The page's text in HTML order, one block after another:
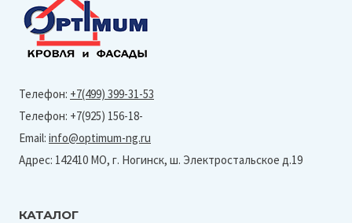
(Полиэстер-
RAL
8017)
Телефон: +7(499) 399-31-53
Телефон: +7(925) 156-18-
Email: info@optimum-ng.ru
Адрес: 142410 МО, г. Ногинск, ш. Электростальское д.19
КАТАЛОГ